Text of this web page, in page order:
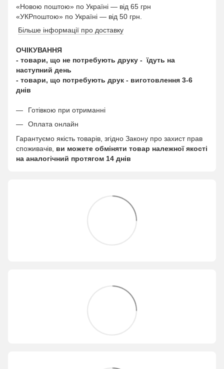
«Новою поштою» по Україні — від 65 грн
«УКРпоштою» по Україні — від 50 грн.
Більше інформації про доставку
ОЧІКУВАННЯ
- товари, що не потребують друку - їдуть на
наступний день
- товари, що потребують друк - виготовлення 3-6
днів
Готівкою при отриманні
Оплата онлайн
Гарантуємо якість товарів, згідно Закону про захист прав
споживачів, ви можете обміняти товар належної якості
на аналогічний протягом 14 днів